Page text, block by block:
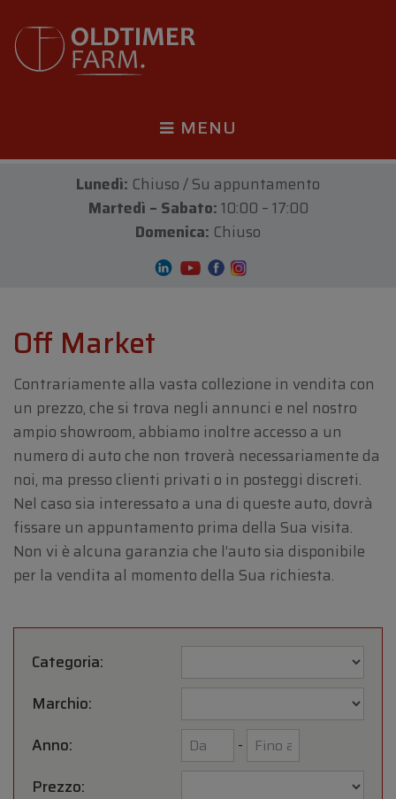
MENU
Lunedì: Chiuso / Su appuntamento
Martedì – Sabato:10:00 – 17:00
Domenica: Chiuso
Off Market
Contrariamente alla vasta collezione in vendita con
un prezzo, che si trova negli annunci e nel nostro
ampio showroom, abbiamo inoltre accesso a un
numero di auto che non troverà necessariamente da
noi, ma presso clienti privati o in posteggi discreti.
Nel caso sia interessato a una di queste auto, dovrà
fissare un appuntamento prima della Sua visita.
Non vi è alcuna garanzia che l’auto sia disponibile
per la vendita al momento della Sua richiesta.
Categoria:
Marchio:
Anno:
-
Prezzo: